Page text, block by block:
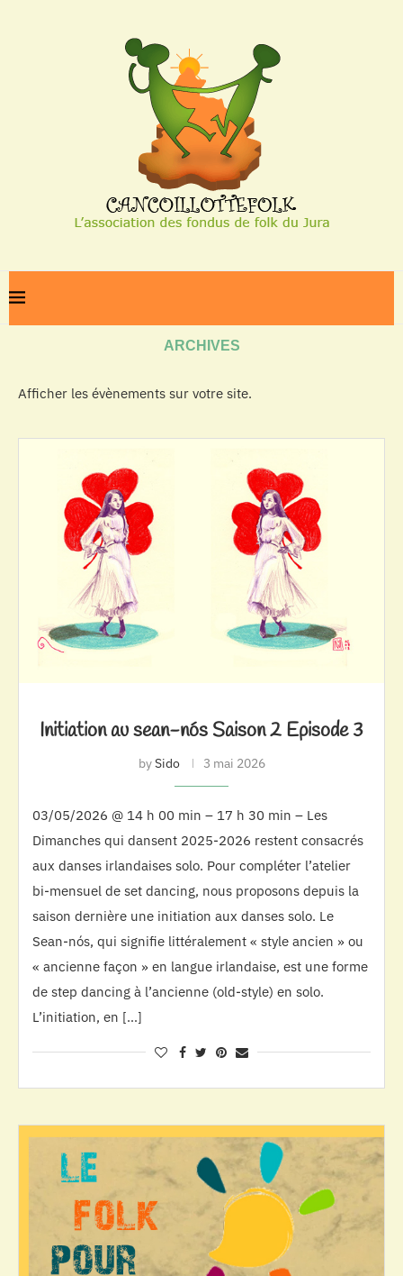
ARCHIVES
Afficher les évènements sur votre site.
Initiation au sean-nós Saison 2 Episode 3
bySido 3 mai 2026
03/05/2026 @ 14 h 00 min – 17 h 30 min – Les
Dimanches qui dansent 2025-2026 restent consacrés
aux danses irlandaises solo. Pour compléter l’atelier
bi-mensuel de set dancing, nous proposons depuis la
saison dernière une initiation aux danses solo. Le
Sean-nós, qui signifie littéralement « style ancien » ou
« ancienne façon » en langue irlandaise, est une forme
de step dancing à l’ancienne (old-style) en solo.
L’initiation, en […]